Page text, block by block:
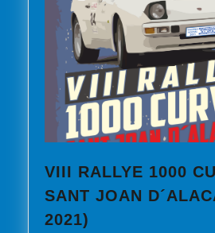
VIII RALLYE 1000
SANT JOAN
2021)